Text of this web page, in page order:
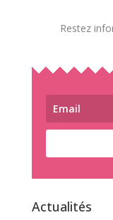
Restez
Actualités